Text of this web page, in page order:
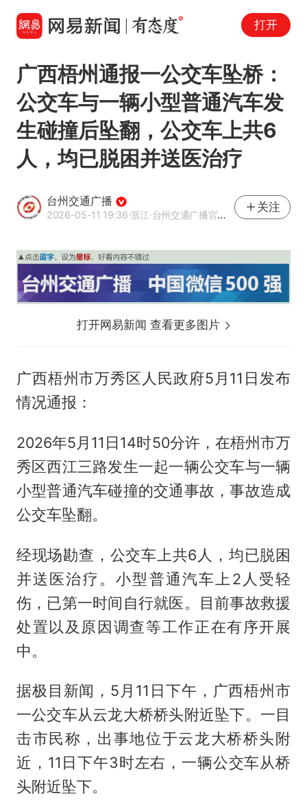
打开
广西梧州通报一公交车坠桥：
公交车与一辆小型普通汽车发
生碰撞后坠翻，公交车上共6
人，均已脱困并送医治疗
台州交通广播
2026-05-11 19:36·浙江·台州交通广播官方网易号
关注
打开网易新闻 查看更多图片
广西梧州市万秀区人民政府5月11日发布
情况通报：
2026年5月11日14时50分许，在梧州市万
秀区西江三路发生一起一辆公交车与一辆
小型普通汽车碰撞的交通事故，事故造成
公交车坠翻。
经现场勘查，公交车上共6人，均已脱困
并送医治疗。小型普通汽车上2人受轻
伤，已第一时间自行就医。目前事故救援
处置以及原因调查等工作正在有序开展
中。
据极目新闻，5月11日下午，广西梧州市
一公交车从云龙大桥桥头附近坠下。一目
击市民称，出事地位于云龙大桥桥头附
近，11日下午3时左右，一辆公交车从桥
头附近坠下。